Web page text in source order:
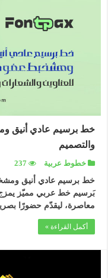
خط برسيم عادي أنيق
والتصميم
خطوط عربية
237
خط برسيم عادي أنيق
بَرسيم خط عربي مميّز يمزج
معاصرة، ليقدّم حضورًا
أكمل القراءة »